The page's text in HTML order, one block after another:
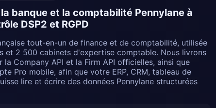
banque et la comptabilité Pennylane à
DSP2 et RGPD
tout-en-un de finance et de comptabilité, utilisée
et 2 500 cabinets d'expertise comptable. Nous livrons
Company API et la Firm API officielles, ainsi que
Pro mobile, afin que votre ERP, CRM, tableau de
lire et écrire des données Pennylane structurées